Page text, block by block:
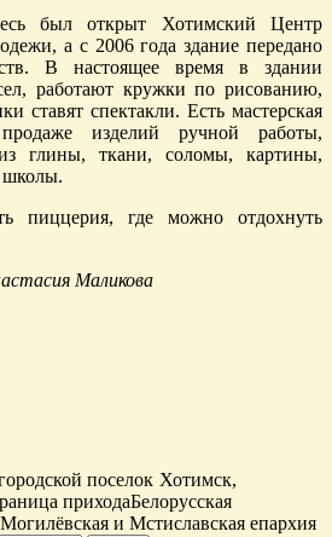
был открыт Хотимский Центр
а с 2006 года здание передано
В настоящее время в здании
работают кружки по рисованию,
ставят спектакли. Есть мастерская
изделий ручной работы,
глины, ткани, соломы, картины,
школы.
пиццерия, где можно отдохнуть
Маликова
поселок Хотимск,
приходаБелорусская
и Мстиславская епархия